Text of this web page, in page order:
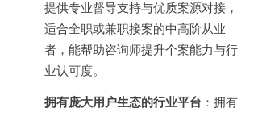
提供专业督导支持与优质案源对接，
适合全职或兼职接案的中高阶从业
者，能帮助咨询师提升个案能力与行
业认可度。
拥有庞大用户生态的行业平台 ：拥有